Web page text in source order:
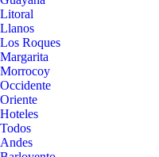
Litoral
Llanos
Los Roques
Margarita
Morrocoy
Occidente
Oriente
Hoteles
Todos
Andes